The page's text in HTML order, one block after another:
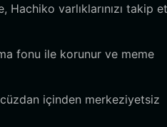
varlıklarınızı takip
fonu ile korunur ve meme
içinden merkeziyetsiz